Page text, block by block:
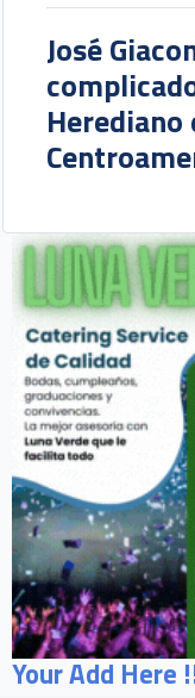
José
Herediano
Your Add Here